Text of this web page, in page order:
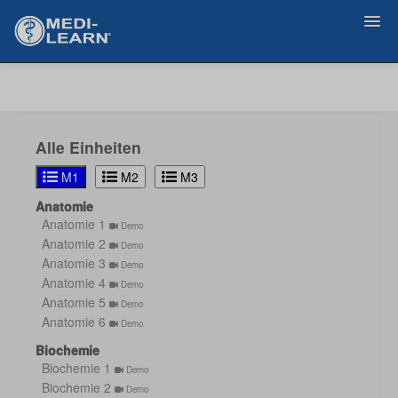
Alle Einheiten
M1 M2
M3
Anatomie
Anatomie 1
Demo
Anatomie 2 Demo
Anatomie 3 Demo
Anatomie 4 Demo
Anatomie 5 Demo
Anatomie 6 Demo
Biochemie
Biochemie 1
Demo
Biochemie 2 Demo